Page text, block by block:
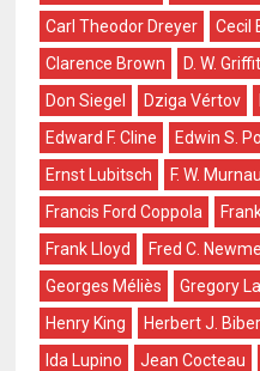
Carl Theodor Dreyer
Cecil
Clarence Brown
D. W.
Don Siegel
Dziga Vértov
Edward F. Cline
Edwin S.
Ernst Lubitsch
F. W. Murnau
Francis Ford Coppola
Frank Lloyd
Fred C.
Georges Méliès
Gregory
Henry King
Herbert J.
Ida Lupino
Jean Cocteau